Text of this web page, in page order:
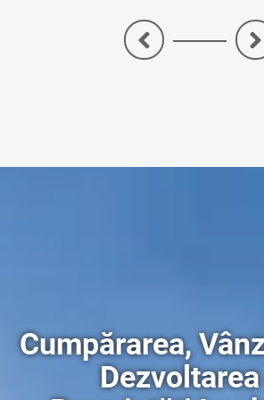
<
Cumpărarea,